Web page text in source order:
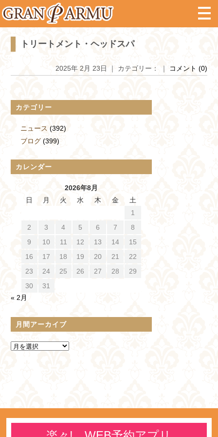
トリートメント・ヘッドスパ
2025年 2月 23日 ｜ カテゴリー： ｜ コメント (0)
カテゴリー
ニュース (392)
ブログ(399)
カレンダー
2026年8月
日
月 火 水 木 金
土
1
2
3 4 5 6 7
8
9
10 11 12 13 14
15
16
17 18 19 20 21
22
23
24 25 26 27 28
29
30
31
« 2月
月間アーカイブ